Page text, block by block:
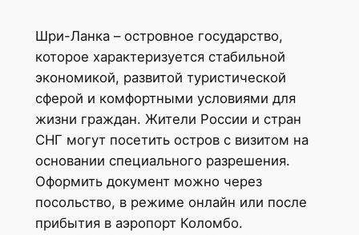
Шри-Ланка – островное государство,
которое характеризуется стабильной
экономикой, развитой туристической
сферой и комфортными условиями для
жизни граждан. Жители России и стран
СНГ могут посетить остров с визитом на
основании специального разрешения.
Оформить документ можно через
посольство, в режиме онлайн или после
прибытия в аэропорт Коломбо.